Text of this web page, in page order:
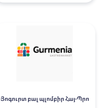
Յոգուրտ բալ պլոմբիր Հայ-Պրո